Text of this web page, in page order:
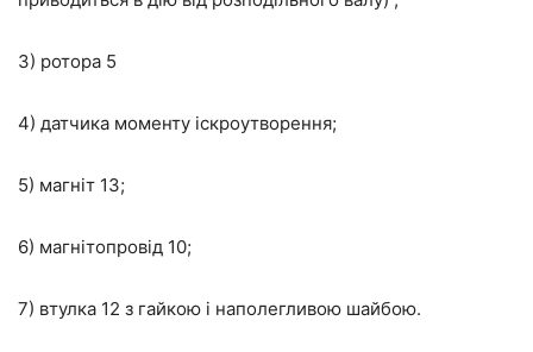
3) ротора 5
4) датчика моменту іскроутворення;
5) магніт 13;
6) магнітопровід 10;
7) втулка 12 з гайкою і наполегливою шайбою.